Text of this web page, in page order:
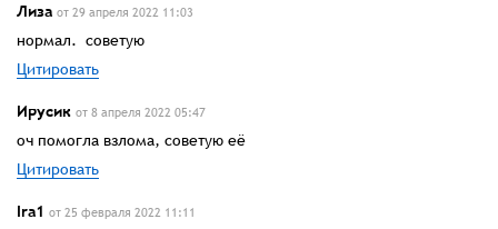
Лиза от 29 апреля 2022 11:03
нормал. советую
Цитировать
Ирусик от 8 апреля 2022 05:47
оч помогла взлома, советую её
Цитировать
Ira1 от 25 февраля 2022 11:11